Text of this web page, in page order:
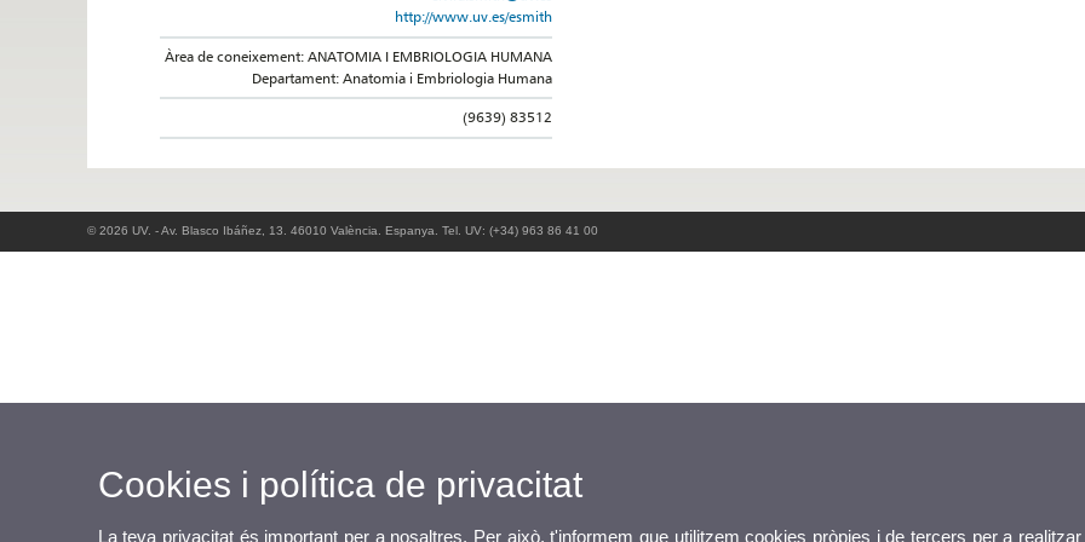
http://www.uv.es/esmith
Àrea de coneixement: ANATOMIA I EMBRIOLOGIA HUMANA
Departament: Anatomia i Embriologia Humana
(9639) 83512
© 2026 UV. - Av. Blasco Ibáñez, 13. 46010 València. Espanya. Tel. UV: (+34) 963 86 41 00
Cookies i política de privacitat
La teva privacitat és important per a nosaltres. Per això, t'informem que utilitzem cookies pròpies i de tercers per a realitzar